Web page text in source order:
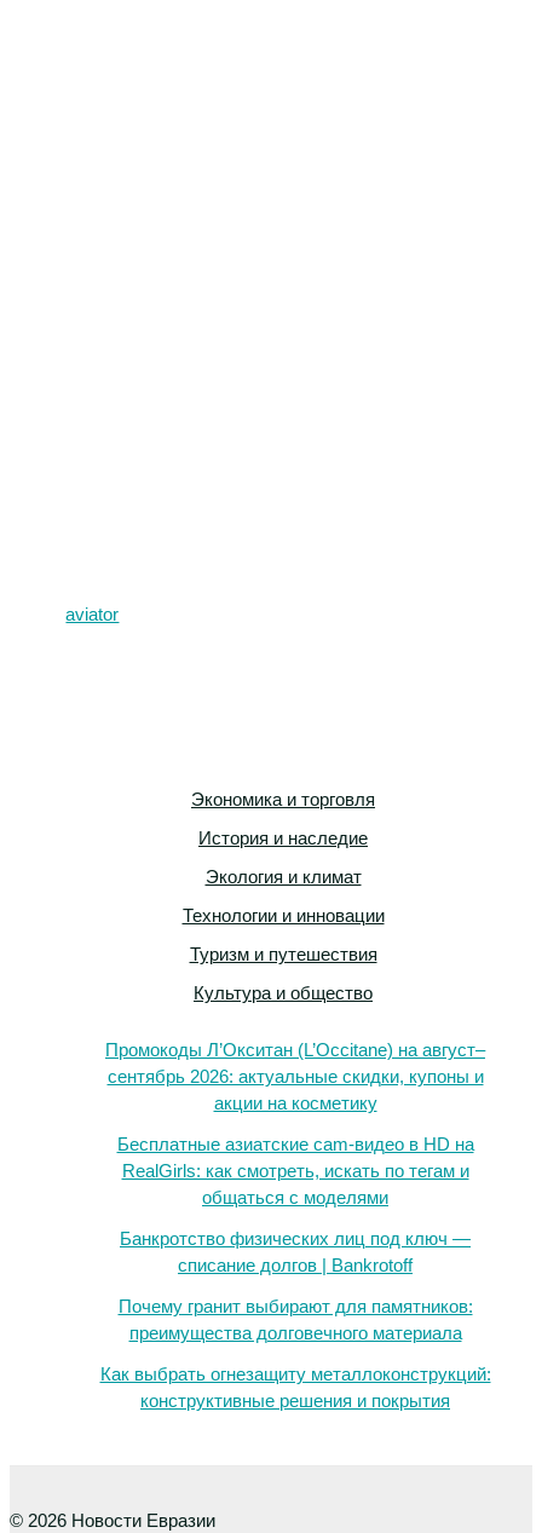
aviator
Экономика и торговля
История и наследие
Экология и климат
Технологии и инновации
Туризм и путешествия
Культура и общество
Промокоды Л’Окситан (L’Occitane) на август–
сентябрь 2026: актуальные скидки, купоны и
акции на косметику
Бесплатные азиатские cam-видео в HD на
RealGirls: как смотреть, искать по тегам и
общаться с моделями
Банкротство физических лиц под ключ —
списание долгов | Bankrotoff
Почему гранит выбирают для памятников:
преимущества долговечного материала
Как выбрать огнезащиту металлоконструкций:
конструктивные решения и покрытия
© 2026 Новости Евразии